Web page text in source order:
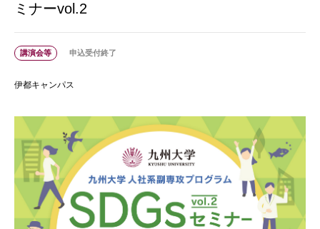
ミナーvol.2
講演会等 申込受付終了
伊都キャンパス